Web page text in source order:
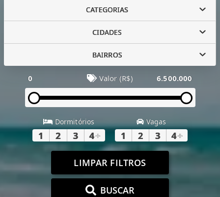
CATEGORIAS
CIDADES
BAIRROS
0 Valor (R$) 6.500.000
Dormitórios
1 2 3 4+
Vagas
1 2 3 4+
LIMPAR FILTROS
BUSCAR